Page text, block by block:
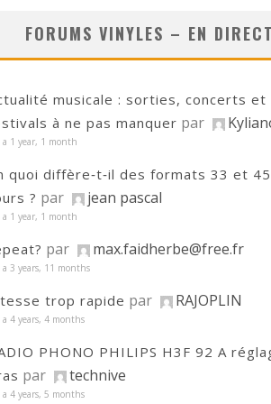
FORUMS VINYLES – EN DIRECT
musicale : sorties, concerts et
à ne pas manquer par
a 1 year, 1 month
quoi diffère‑t‑il des formats 33 et 45
? par jean pascal
a 1 year, 1 month
par max.faidherbe@free.fr
a 3 years, 11 months
trop rapide par RAJOPLIN
a 4 years, 4 months
PHONO PHILIPS H3F 92 A
par technive
a 4 years, 5 months